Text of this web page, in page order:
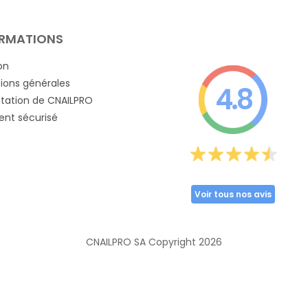
générales
de CNAILPRO
sécurisé
4.8
Voir tous nos avis
CNAILPRO SA Copyright 2026